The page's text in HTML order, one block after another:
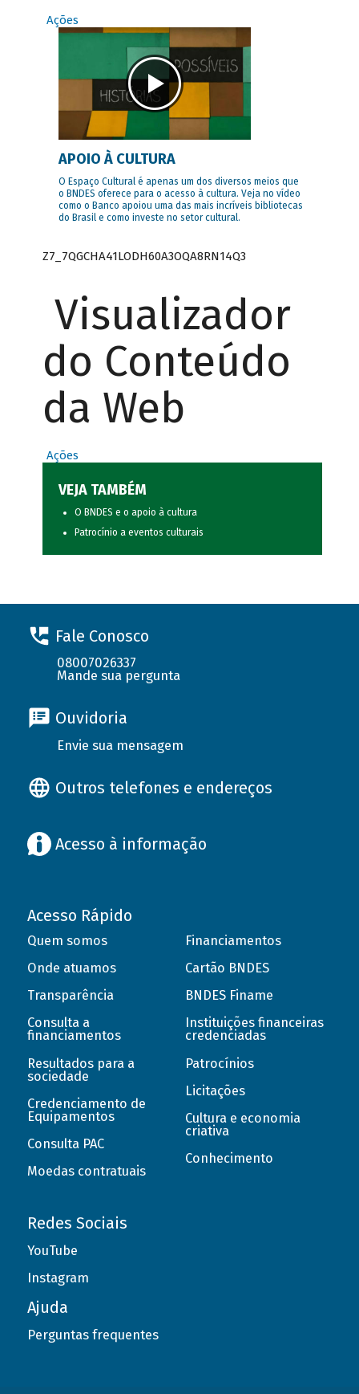
Ações
APOIO À CULTURA
O Espaço Cultural é apenas um dos diversos meios que
o BNDES oferece para o acesso à cultura. Veja no vídeo
como o Banco apoiou uma das mais incríveis bibliotecas
do Brasil e como investe no setor cultural.
Z7_7QGCHA41LODH60A3OQA8RN14Q3
Visualizador
do Conteúdo
da Web
Ações
VEJA TAMBÉM
O BNDES e o apoio à cultura
Patrocínio a eventos culturais
Fale Conosco
08007026337
Mande sua pergunta
Ouvidoria
Envie sua mensagem
Outros telefones e endereços
Acesso à informação
Acesso Rápido
Quem somos
Onde atuamos
Transparência
Consulta a
financiamentos
Resultados para a
sociedade
Credenciamento de
Equipamentos
Consulta PAC
Moedas contratuais
Financiamentos
Cartão BNDES
BNDES Finame
Instituições financeiras
credenciadas
Patrocínios
Licitações
Cultura e economia
criativa
Conhecimento
Redes Sociais
YouTube
Instagram
Ajuda
Perguntas frequentes